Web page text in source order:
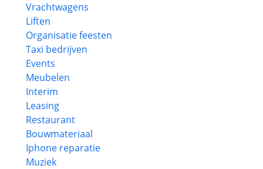
Vrachtwagens
Liften
Organisatie feesten
Taxi bedrijven
Events
Meubelen
Interim
Leasing
Restaurant
Bouwmateriaal
Iphone reparatie
Muziek